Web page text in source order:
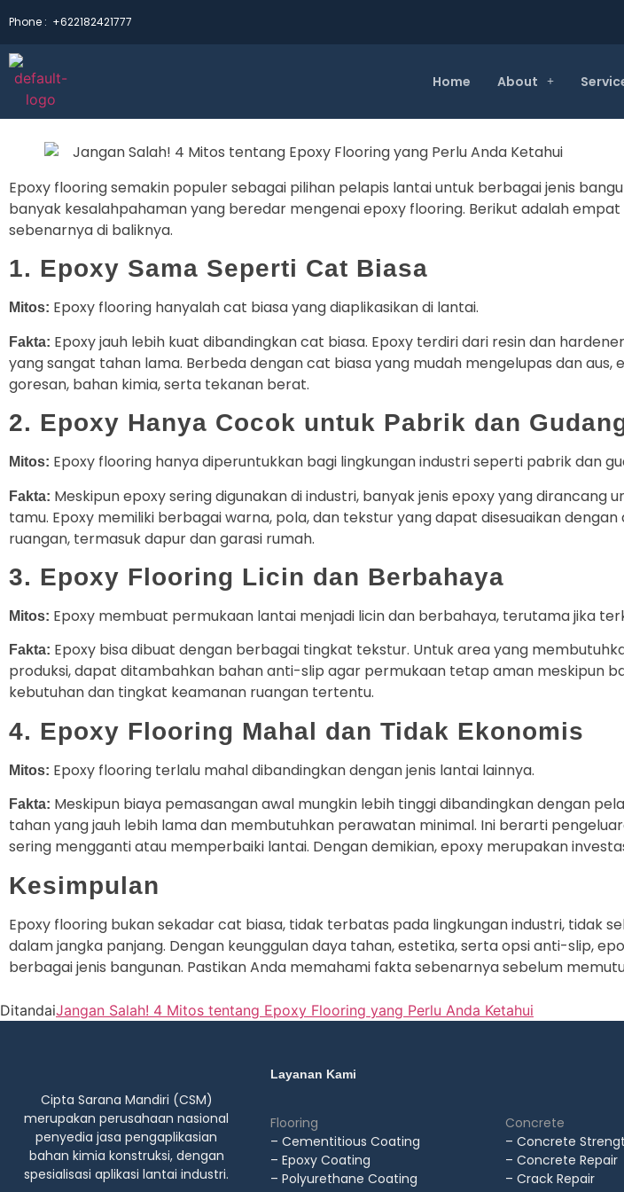
Phone : +622182421777
Home About
Epoxy flooring semakin populer sebagai pilihan pelapis lantai untuk berbagai jenis
banyak kesalahpahaman yang beredar mengenai epoxy flooring. Berikut adalah
sebenarnya di baliknya.
1. Epoxy Sama Seperti Cat Biasa
Mitos: Epoxy flooring hanyalah cat biasa yang diaplikasikan di lantai.
Fakta: Epoxy jauh lebih kuat dibandingkan cat biasa. Epoxy terdiri dari resin dan
yang sangat tahan lama. Berbeda dengan cat biasa yang mudah mengelupas dan
goresan, bahan kimia, serta tekanan berat.
2. Epoxy Hanya Cocok untuk Pabrik dan
Mitos: Epoxy flooring hanya diperuntukkan bagi lingkungan industri seperti pabrik dan
Fakta: Meskipun epoxy sering digunakan di industri, banyak jenis epoxy yang
tamu. Epoxy memiliki berbagai warna, pola, dan tekstur yang dapat disesuaikan
ruangan, termasuk dapur dan garasi rumah.
3. Epoxy Flooring Licin dan Berbahaya
Mitos: Epoxy membuat permukaan lantai menjadi licin dan berbahaya, terutama jika
Fakta: Epoxy bisa dibuat dengan berbagai tingkat tekstur. Untuk area yang
produksi, dapat ditambahkan bahan anti-slip agar permukaan tetap aman meskipun
kebutuhan dan tingkat keamanan ruangan tertentu.
4. Epoxy Flooring Mahal dan Tidak Ekonomis
Mitos: Epoxy flooring terlalu mahal dibandingkan dengan jenis lantai lainnya.
Fakta: Meskipun biaya pemasangan awal mungkin lebih tinggi dibandingkan dengan
tahan yang jauh lebih lama dan membutuhkan perawatan minimal. Ini berarti
sering mengganti atau memperbaiki lantai. Dengan demikian, epoxy merupakan
Kesimpulan
Epoxy flooring bukan sekadar cat biasa, tidak terbatas pada lingkungan industri, tidak
dalam jangka panjang. Dengan keunggulan daya tahan, estetika, serta opsi anti-slip,
berbagai jenis bangunan. Pastikan Anda memahami fakta sebenarnya sebelum
DitandaiJangan Salah! 4 Mitos tentang Epoxy Flooring yang Perlu Anda Ketahui
Cipta Sarana Mandiri (CSM)
merupakan perusahaan nasional
penyedia jasa pengaplikasian
bahan kimia konstruksi, dengan
spesialisasi aplikasi lantai industri.
Layanan Kami
Flooring
– Cementitious Coating
– Epoxy Coating
– Polyurethane Coating
Concrete
– Concrete
– Concrete Repair
– Crack Repair